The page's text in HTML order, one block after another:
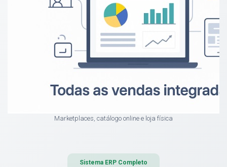
Marketplaces, catálogo online e loja física
Sistema ERP Completo